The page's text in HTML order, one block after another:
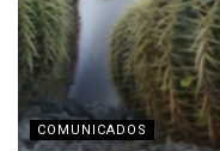
COMUNICADOS